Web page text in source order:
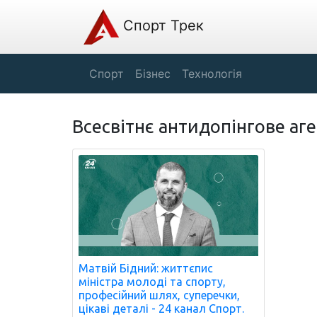
Спорт Трек
Спорт Бізнес Технологія
Всесвітнє антидопінгове
Матвій Бідний: життєпис
міністра молоді та спорту,
професійний шлях, суперечки,
цікаві деталі - 24 канал Спорт.